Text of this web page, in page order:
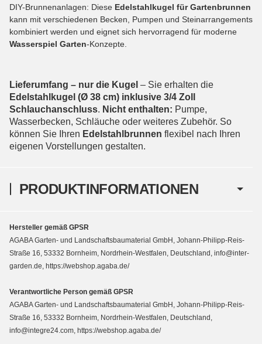
PRODUKTINFORMATIONEN
DIY-Brunnenanlagen: Diese Edelstahlkugel für Gartenbrunnen
kann mit verschiedenen Becken, Pumpen und Steinarrangements
kombiniert werden und eignet sich hervorragend für moderne
Wasserspiel Garten-Konzepte.
Lieferumfang – nur die Kugel – Sie erhalten die
Edelstahlkugel (Ø 38 cm) inklusive 3/4 Zoll
Schlauchanschluss. Nicht enthalten: Pumpe,
Wasserbecken, Schläuche oder weiteres Zubehör. So
können Sie Ihren Edelstahlbrunnen flexibel nach Ihren
eigenen Vorstellungen gestalten.
Hersteller gemäß GPSR
AGABA Garten- und Landschaftsbaumaterial GmbH, Johann-Philipp-Reis-
Straße 16, 53332 Bornheim, Nordrhein-Westfalen, Deutschland, info@inter-
garden.de, https://webshop.agaba.de/
Verantwortliche Person gemäß GPSR
AGABA Garten- und Landschaftsbaumaterial GmbH, Johann-Philipp-Reis-
Straße 16, 53332 Bornheim, Nordrhein-Westfalen, Deutschland,
info@integre24.com, https://webshop.agaba.de/